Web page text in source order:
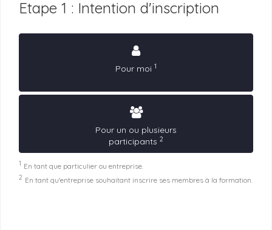
Etape 1 : Intention d'inscription
Pour moi 1
Pour un ou plusieurs
participants 2
1 En tant que particulier ou entreprise.
2 En tant qu'entreprise souhaitant inscrire ses membres à la formation.